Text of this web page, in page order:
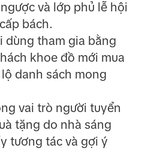
và lớp phủ lễ hội
bách.
dùng tham gia bằng
khoe đồ mới mua
danh sách mong
vai trò người tuyển
tặng do nhà sáng
tương tác và gợi ý